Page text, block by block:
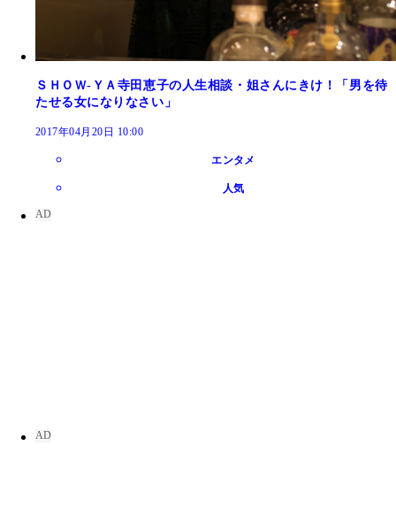
ＳＨＯＷ‐ＹＡ寺田恵子の人生相談・姐さんにきけ！「男を待
たせる女になりなさい」
2017年04月20日 10:00
エンタメ
人気